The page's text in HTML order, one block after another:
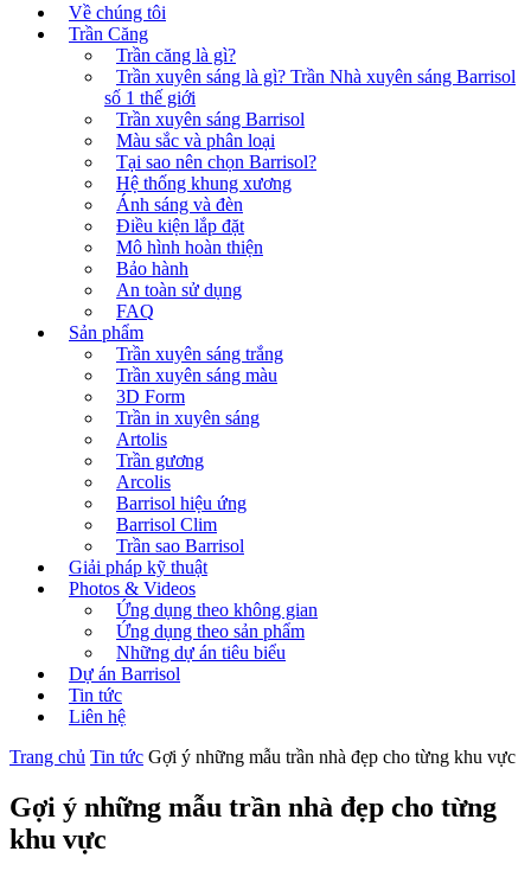
Về chúng tôi
Trần Căng
Trần căng là gì?
Trần xuyên sáng là gì? Trần Nhà xuyên sáng Barrisol
số 1 thế giới
Trần xuyên sáng Barrisol
Màu sắc và phân loại
Tại sao nên chọn Barrisol?
Hệ thống khung xương
Ánh sáng và đèn
Điều kiện lắp đặt
Mô hình hoàn thiện
Bảo hành
An toàn sử dụng
FAQ
Sản phẩm
Trần xuyên sáng trắng
Trần xuyên sáng màu
3D Form
Trần in xuyên sáng
Artolis
Trần gương
Arcolis
Barrisol hiệu ứng
Barrisol Clim
Trần sao Barrisol
Giải pháp kỹ thuật
Photos & Videos
Ứng dụng theo không gian
Ứng dụng theo sản phẩm
Những dự án tiêu biểu
Dự án Barrisol
Tin tức
Liên hệ
Trang chủ Tin tức Gợi ý những mẫu trần nhà đẹp cho từng khu vực
Gợi ý những mẫu trần nhà đẹp cho từng
khu vực